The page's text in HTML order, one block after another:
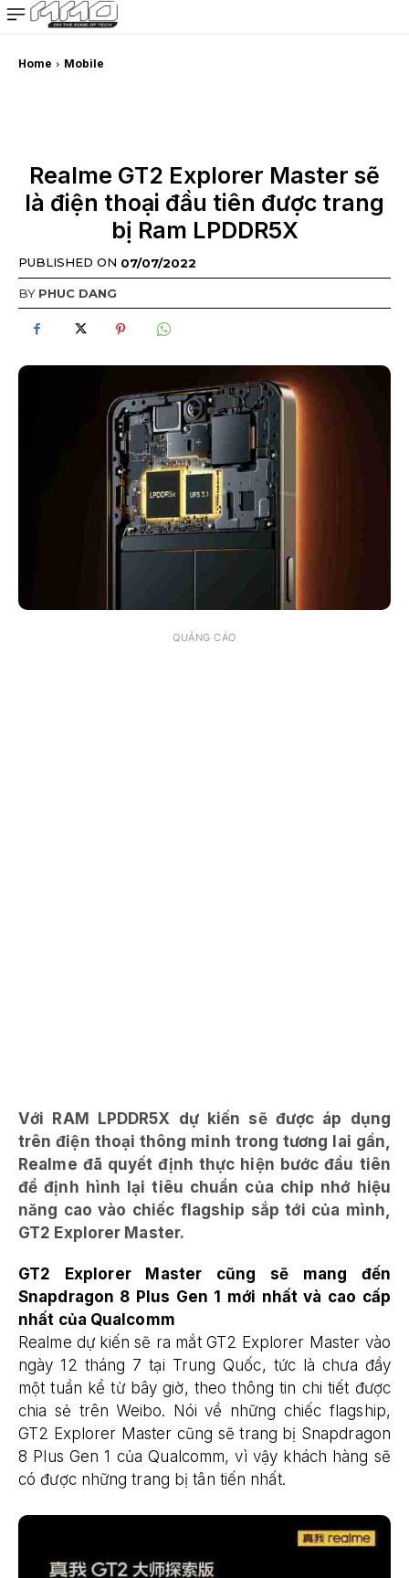
MMOSITE - Thông tin công nghệ
Bài viết nổi bật
Home Mobile
Realme GT2 Explorer Master sẽ
là điện thoại đầu tiên được trang
bị Ram LPDDR5X
PUBLISHED ON 07/07/2022
BY PHUC DANG
QUẢNG CÁO
Với RAM LPDDR5X dự kiến sẽ được áp dụng
trên điện thoại thông minh trong tương lai gần,
Realme đã quyết định thực hiện bước đầu tiên
để định hình lại tiêu chuẩn của chip nhớ hiệu
năng cao vào chiếc flagship sắp tới của mình,
GT2 Explorer Master.
GT2 Explorer Master cũng sẽ mang đến
Snapdragon 8 Plus Gen 1 mới nhất và cao cấp
nhất của Qualcomm
Realme dự kiến sẽ ra mắt GT2 Explorer Master vào
ngày 12 tháng 7 tại Trung Quốc, tức là chưa đầy
một tuần kể từ bây giờ, theo thông tin chi tiết được
chia sẻ trên Weibo. Nói về những chiếc flagship,
GT2 Explorer Master cũng sẽ trang bị Snapdragon
8 Plus Gen 1 của Qualcomm, vì vậy khách hàng sẽ
có được những trang bị tân tiến nhất.